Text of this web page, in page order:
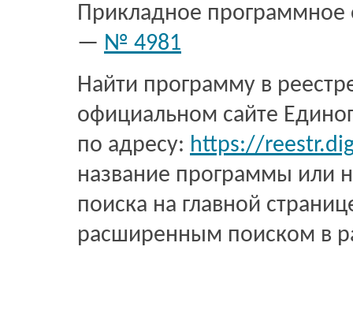
Прикладное
— № 4981
Найти программу в
официальном сайте
по адресу: https://
название программы или
поиска на главной
расширенным поиском в